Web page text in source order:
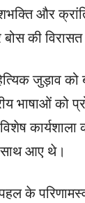
और
की
जुड़ाव को
भाषाओं को
आए थे।
के